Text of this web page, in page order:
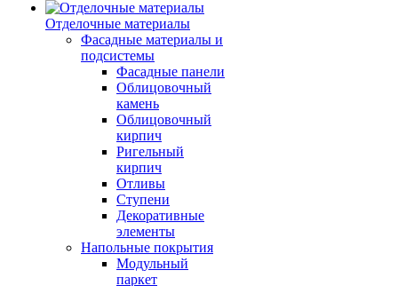
Отделочные материалы
Фасадные материалы и
подсистемы
Фасадные панели
Облицовочный
камень
Облицовочный
кирпич
Ригельный
кирпич
Отливы
Ступени
Декоративные
элементы
Напольные покрытия
Модульный
паркет